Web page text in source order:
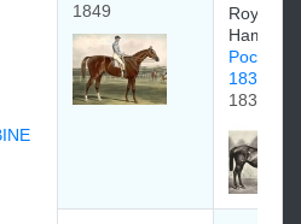
1849
Royal
1837
1837